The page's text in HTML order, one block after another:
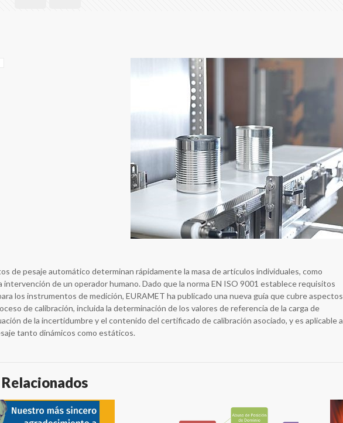
de pesaje automático determinan rápidamente la masa de artículos individuales, como
intervención de un operador humano. Dado que la norma EN ISO 9001 establece requisitos
los instrumentos de medición, EURAMET ha publicado una nueva guía que cubre aspectos
de calibración, incluida la determinación de los valores de referencia de la carga de
de la incertidumbre y el contenido del certificado de calibración asociado, y es aplicable a
tanto dinámicos como estáticos.